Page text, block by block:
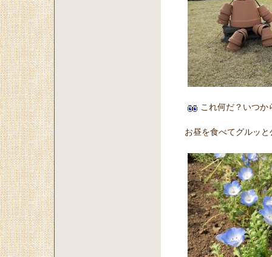
これ何だ？いつ
お昼を食べてグルッと